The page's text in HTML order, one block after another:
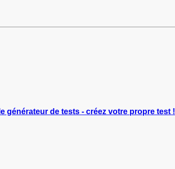
le générateur de tests - créez votre propre test !